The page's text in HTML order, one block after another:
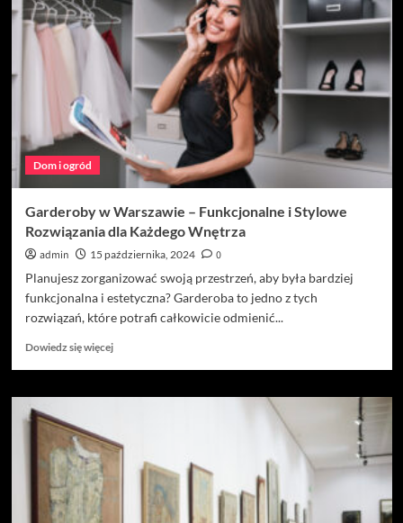
Dom i ogród
Garderoby w Warszawie – Funkcjonalne i Stylowe
Rozwiązania dla Każdego Wnętrza
admin 15 października, 2024
0
Planujesz zorganizować swoją przestrzeń, aby była bardziej
funkcjonalna i estetyczna? Garderoba to jedno z tych
rozwiązań, które potrafi całkowicie odmienić...
Dowiedz się więcejDowiedz
o
Warszawie
Funkcjonalne